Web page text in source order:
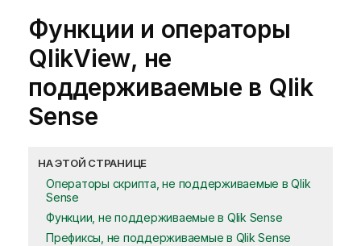
Функции и операторы
QlikView, не
поддерживаемые в Qlik
Sense
НА ЭТОЙ СТРАНИЦЕ
Операторы скрипта, не поддерживаемые в Qlik
Sense
Функции, не поддерживаемые в Qlik Sense
Префиксы, не поддерживаемые в Qlik Sense